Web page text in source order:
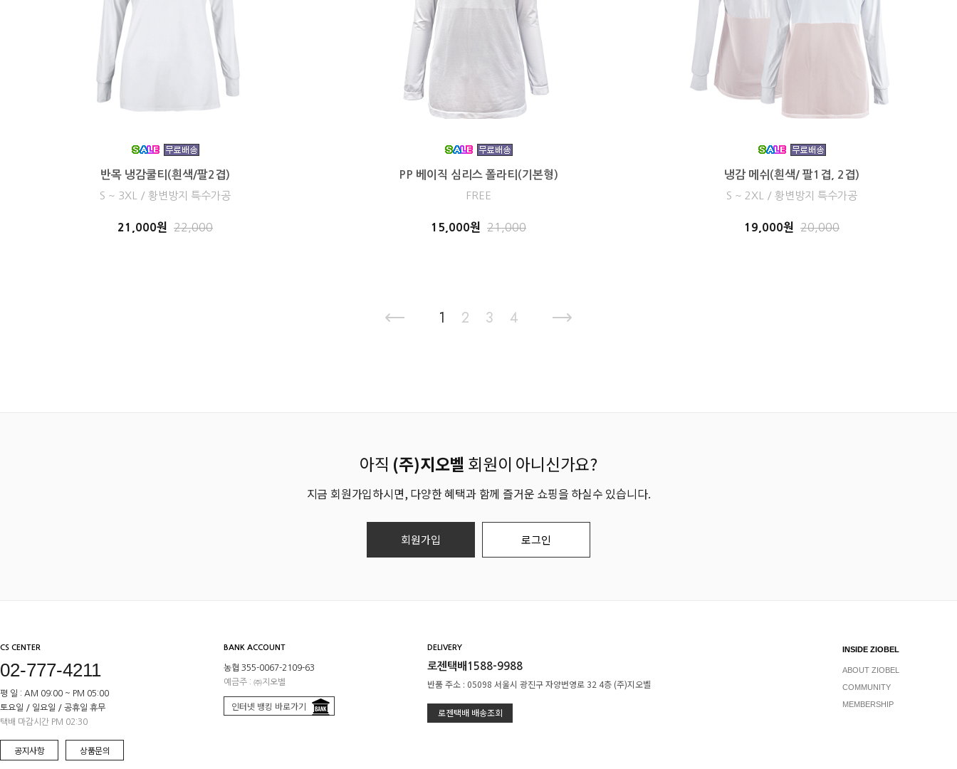
반목 냉감쿨티(흰색/팔2겹)
S ~ 3XL / 황변방지 특수가공
21,000원 22,000
PP 베이직 심리스 폴라티(기본형)
FREE
15,000원 21,000
냉감 메쉬(흰색/ 팔1겹, 2겹)
S ~ 2XL / 황변방지 특수가공
19,000원 20,000
1 2 3 4
아직 (주)지오벨 회원이 아니신가요?
지금 회원가입하시면, 다양한 혜택과 함께 즐거운 쇼핑을 하실수 있습니다.
회원가입 로그인
CS CENTER
02-777-4211
평 일 : AM 09:00 ~ PM 05:00
토요일 / 일요일 / 공휴일 휴무
택배 마감시간 PM 02:30
공지사항 상품문의
BANK ACCOUNT
농협 355-0067-2109-63
예금주 : ㈜지오벨
인터넷 뱅킹 바로가기
DELIVERY
로젠택배1588-9988
반품 주소 : 05098 서울시 광진구 자양번영로 32 4층 (주)지오벨
로젠택배 배송조회
INSIDE ZIOBEL
ABOUT ZIOBEL
COMMUNITY
MEMBERSHIP